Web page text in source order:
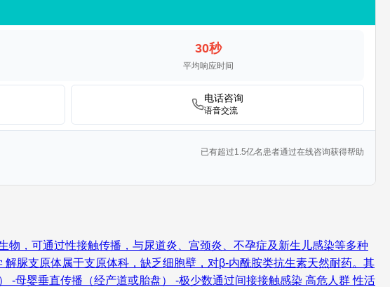
30秒
平均响应时间
电话咨询
语音交流
已有超过1.5亿名患者通过在线咨询获得帮助
，可通过性接触传播，与尿道炎、宫颈炎、不孕症及新生儿感染等多种
脲支原体属于支原体科，缺乏细胞壁，对β-内酰胺类抗生素天然耐药。其
-母婴垂直传播（经产道或胎盘） -极少数通过间接接触感染 高危人群 性活